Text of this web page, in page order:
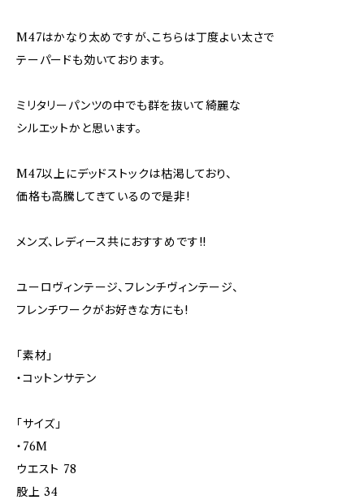
M47はかなり太めですが、こちらは丁度よい太さで
テーパードも効いております。
ミリタリーパンツの中でも群を抜いて綺麗な
シルエットかと思います。
M47以上にデッドストックは枯渇しており、
価格も高騰してきているので是非!
メンズ、レディース共におすすめです!!
ユーロヴィンテージ、フレンチヴィンテージ、
フレンチワークがお好きな方にも!
「素材」
・コットンサテン
「サイズ」
・76M
ウエスト 78
股上 34